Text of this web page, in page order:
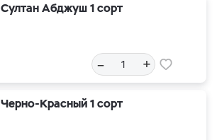
Абджуш 1 сорт
– +
Красный 1 сорт